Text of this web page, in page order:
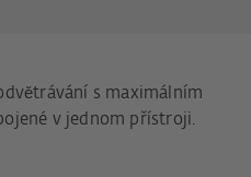
s maximálním
v jednom přístroji.